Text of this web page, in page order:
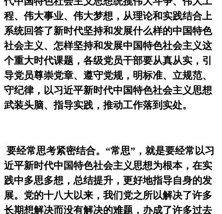
程、伟大事业、伟大梦想，从理论和实践结合上
系统回答了新时代坚持和发展什么样的中国特色
社会主义、怎样坚持和发展中国特色社会主义这
个重大时代课题，各级党员干部要从真从实，引
导党员尊崇党章、遵守党规，明标准、立规范、
守纪律，以习近平新时代中国特色社会主义思想
武装头脑、指导实践，推动工作落到实处。
要经常思考紧密结合。 “常思” ，就是要经常以习
近平新时代中国特色社会主义思想为根本，在实
践中多思多想，总结提升，更好地指导自身的发
展。党的十八大以来，我们党之所以解决了许多
长期想解决而没有解决的难题，办成了许多过去